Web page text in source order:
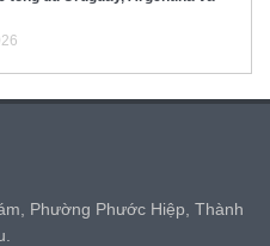
Phường Phước Hiệp, Thành